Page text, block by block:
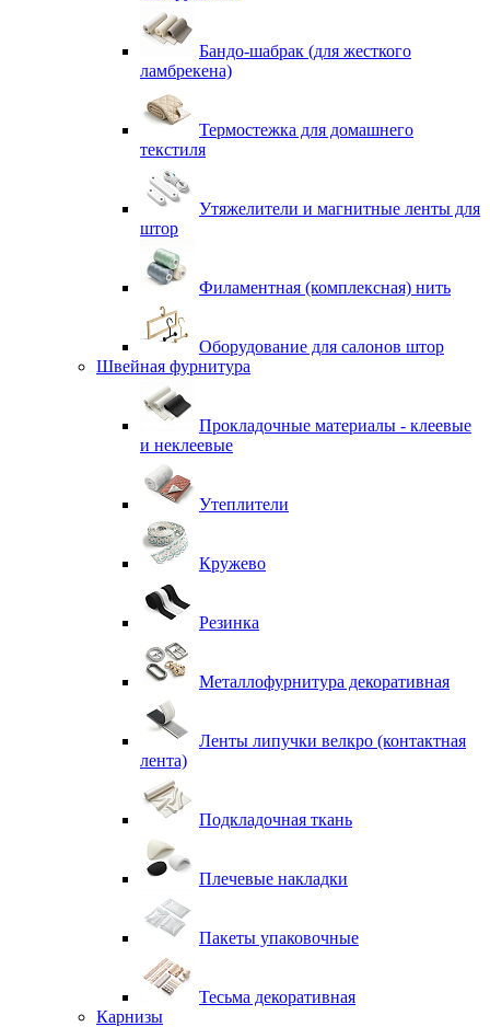
Бандо-шабрак (для жесткого
ламбрекена)
Термостежка для домашнего
текстиля
Утяжелители и магнитные ленты для
штор
Филаментная (комплексная) нить
Оборудование для салонов штор
Швейная фурнитура
Прокладочные материалы - клеевые
и неклеевые
Утеплители
Кружево
Резинка
Металлофурнитура декоративная
Ленты липучки велкро (контактная
лента)
Подкладочная ткань
Плечевые накладки
Пакеты упаковочные
Тесьма декоративная
Карнизы